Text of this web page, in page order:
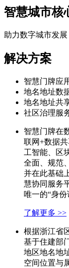
智慧城市核
助力数字城市发展
解决方案
智慧门牌应
地名地址数
地名地址共
社区治理服
智慧门牌在
联网+数据
工智能、区
全面、规范
并在此基础
慧协同服务
唯一的“身份
了解更多 >>
根据浙江省
基于住建部
地区地名地
空间位置与